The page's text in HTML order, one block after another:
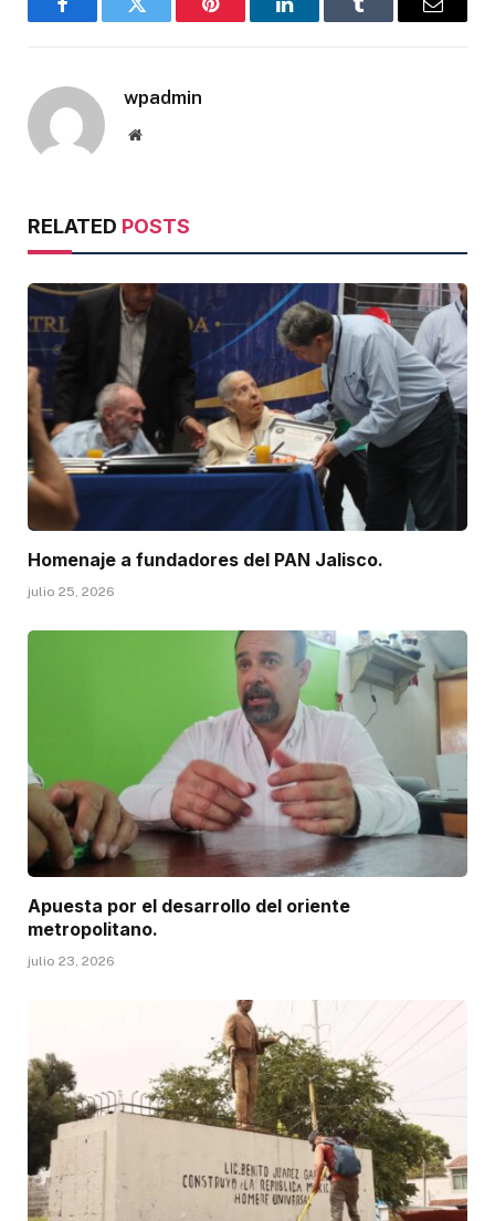
FacebookTwitter Pinterest LinkedInTumblr Email
wpadmin
Website
RELATED POSTS
Homenaje a fundadores del PAN Jalisco.
julio 25, 2026
Apuesta por el desarrollo del oriente
metropolitano.
julio 23, 2026